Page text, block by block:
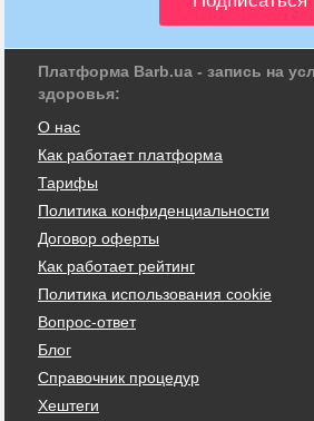
Платформа Barb.ua - запись на
здоровья:
О нас
Как работает платформа
Тарифы
Политика конфиденциальности
Договор оферты
Как работает рейтинг
Политика использования cookie
Вопрос-ответ
Блог
Справочник процедур
Хештеги